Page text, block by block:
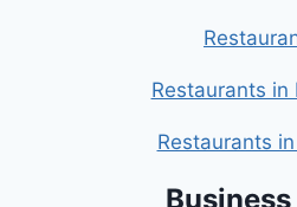
Restaurants in
Restaurants